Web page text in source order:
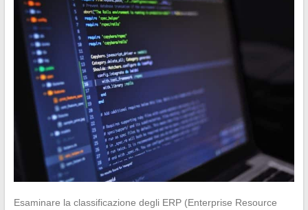
Esaminare la classificazione degli ERP (Enterprise Resource